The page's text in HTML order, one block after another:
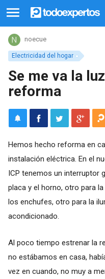
Electricidad del hogar
noecue
Se me va la
reforma
Hemos hecho reforma en
instalación eléctrica. En el
ICP tenemos un interruptor
placa y el horno, otro para
los enchufes, otro para la
acondicionado.
Al poco tiempo estrenar la
no estábamos en casa,
vez en cuando, no muy a